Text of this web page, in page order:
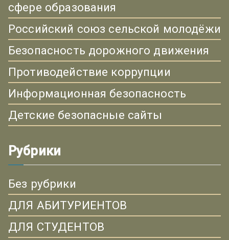
сфере образования
Российский союз сельской молодёжи
Безопасность дорожного движения
Противодействие коррупции
Информационная безопасность
Детские безопасные сайты
Рубрики
Без рубрики
ДЛЯ АБИТУРИЕНТОВ
ДЛЯ СТУДЕНТОВ